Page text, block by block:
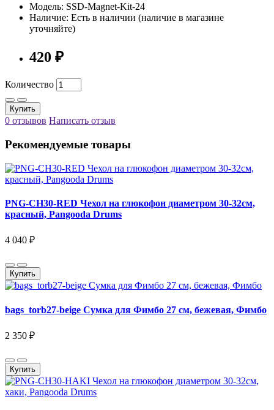
Модель: SSD-Magnet-Kit-24
Наличие: Есть в наличии (наличие в магазине
уточняйте)
420 ₽
Количество
Купить
0 отзывов Написать отзыв
Рекомендуемые товары
PNG-CH30-RED Чехол на глюкофон диаметром 30-32см,
красный, Pangooda Drums
4 040 ₽
Купить
bags_torb27-beige Сумка для Фимбо 27 см, бежевая, Фимбо
2 350 ₽
Купить